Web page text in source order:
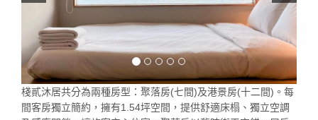
棧貳沐居共分為兩種房型：聚落房(七間)及港景房(十二間)。每
間客房獨立簡約，擁有1.54坪空間，提供舒適床榻、獨立空調